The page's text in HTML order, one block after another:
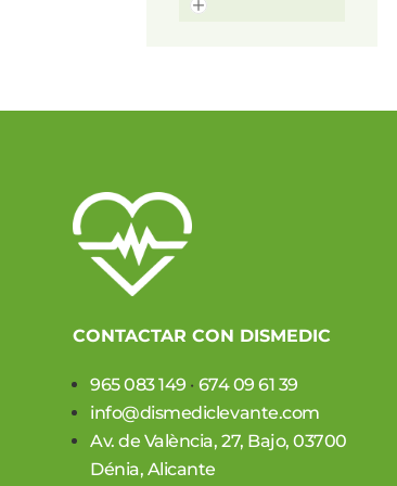
CONTACTAR CON DISMEDIC
965 083 149 · 674 09 61 39
info@dismediclevante.com
Av. de València, 27, Bajo, 03700
Dénia, Alicante